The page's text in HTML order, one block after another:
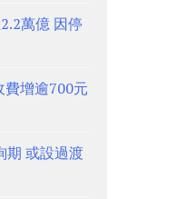
萬億 因停
增逾700元
期 或設過渡